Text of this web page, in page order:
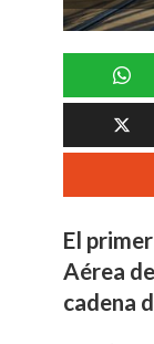
El
Aérea
cadena